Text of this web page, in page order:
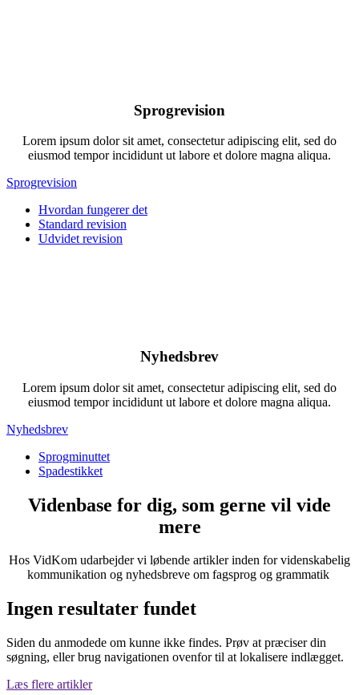
Sprogrevision
Lorem ipsum dolor sit amet, consectetur adipiscing elit, sed do
eiusmod tempor incididunt ut labore et dolore magna aliqua.
Sprogrevision
Hvordan fungerer det
Standard revision
Udvidet revision
Nyhedsbrev
Lorem ipsum dolor sit amet, consectetur adipiscing elit, sed do
eiusmod tempor incididunt ut labore et dolore magna aliqua.
Nyhedsbrev
Sprogminuttet
Spadestikket
Videnbase for dig, som gerne vil vide
mere
Hos VidKom udarbejder vi løbende artikler inden for videnskabelig
kommunikation og nyhedsbreve om fagsprog og grammatik
Ingen resultater fundet
Siden du anmodede om kunne ikke findes. Prøv at præciser din
søgning, eller brug navigationen ovenfor til at lokalisere indlægget.
Læs flere artikler